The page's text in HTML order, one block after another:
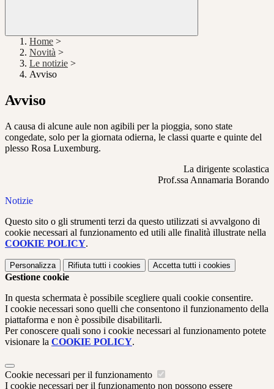
Home >
Novità >
Le notizie >
Avviso
Avviso
A causa di alcune aule non agibili per la pioggia, sono state
congedate, solo per la giornata odierna, le classi quarte e quinte del
plesso Rosa Luxemburg.
La dirigente scolastica
Prof.ssa Annamaria Borando
Notizie
Questo sito o gli strumenti terzi da questo utilizzati si avvalgono di
cookie necessari al funzionamento ed utili alle finalità illustrate nella
COOKIE POLICY.
Personalizza Rifiuta tutti i cookies Accetta tutti i cookies
Gestione cookie
In questa schermata è possibile scegliere quali cookie consentire.
I cookie necessari sono quelli che consentono il funzionamento della
piattaforma e non è possibile disabilitarli.
Per conoscere quali sono i cookie necessari al funzionamento potete
visionare la COOKIE POLICY.
Cookie necessari per il funzionamento
I cookie necessari per il funzionamento non possono essere